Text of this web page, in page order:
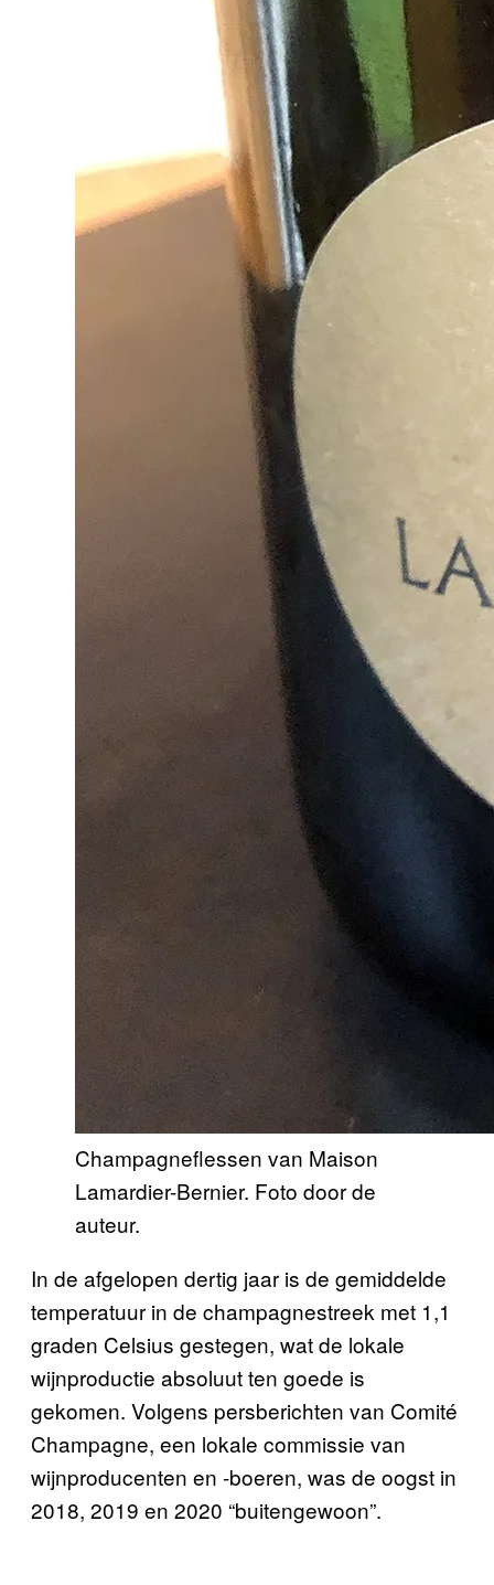
Champagneflessen van Maison
Lamardier-Bernier. Foto door de
auteur.
In de afgelopen dertig jaar is de gemiddelde
temperatuur in de champagnestreek met 1,1
graden Celsius gestegen, wat de lokale
wijnproductie absoluut ten goede is
gekomen. Volgens persberichten van Comité
Champagne, een lokale commissie van
wijnproducenten en -boeren, was de oogst in
2018, 2019 en 2020 “buitengewoon”.